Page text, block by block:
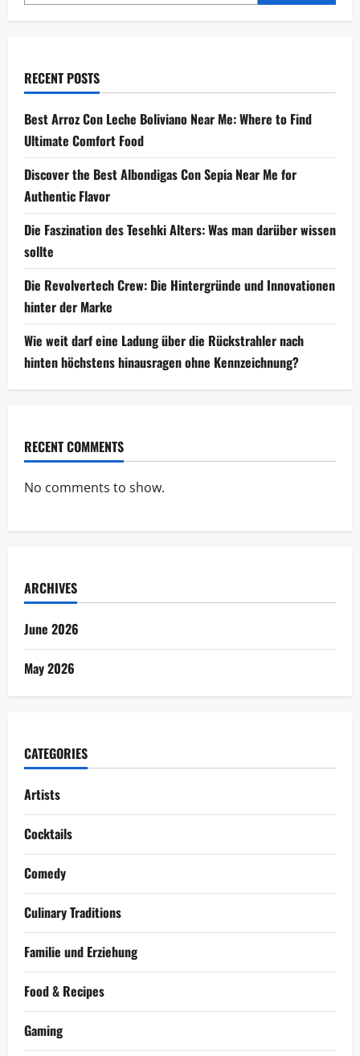
RECENT POSTS
Best Arroz Con Leche Boliviano Near Me: Where to Find
Ultimate Comfort Food
Discover the Best Albondigas Con Sepia Near Me for
Authentic Flavor
Die Faszination des Tesehki Alters: Was man darüber wissen
sollte
Die Revolvertech Crew: Die Hintergründe und Innovationen
hinter der Marke
Wie weit darf eine Ladung über die Rückstrahler nach
hinten höchstens hinausragen ohne Kennzeichnung?
RECENT COMMENTS
No comments to show.
ARCHIVES
June 2026
May 2026
CATEGORIES
Artists
Cocktails
Comedy
Culinary Traditions
Familie und Erziehung
Food & Recipes
Gaming